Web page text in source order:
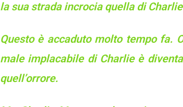
la sua strada incrocia quella di
Questo è accaduto molto tempo fa.
male implacabile di Charlie è
quell’orrore.